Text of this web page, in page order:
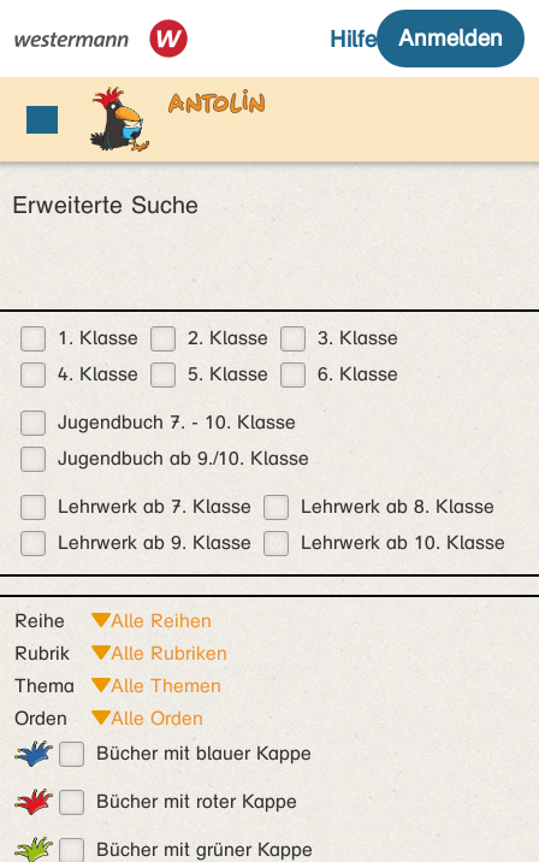
Erweiterte Suche
1. Klasse 2. Klasse
3. Klasse
4. Klasse
5. Klasse 6. Klasse
Jugendbuch 7. - 10. Klasse
Jugendbuch ab 9./10. Klasse
Lehrwerk ab 7. Klasse
Lehrwerk ab 8. Klasse
Lehrwerk ab 9. Klasse
Lehrwerk ab 10. Klasse
Reihe
Rubrik
Thema
Orden
Bücher mit blauer Kappe
Bücher mit roter Kappe
Bücher mit grüner Kappe